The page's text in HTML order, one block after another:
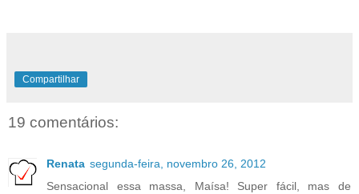
Compartilhar
19 comentários:
Renata segunda-feira, novembro 26, 2012
Sensacional essa massa, Maísa! Super fácil, mas de